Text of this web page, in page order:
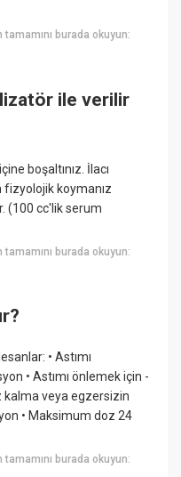
tamamını burada okuyun:
ile verilir
boşaltınız. İlacı
koymanız
(100 cc'lik serum
tamamını burada okuyun:
• Astımı
• Astımı önlemek için -
veya egzersizin
• Maksimum doz 24
tamamını burada okuyun: